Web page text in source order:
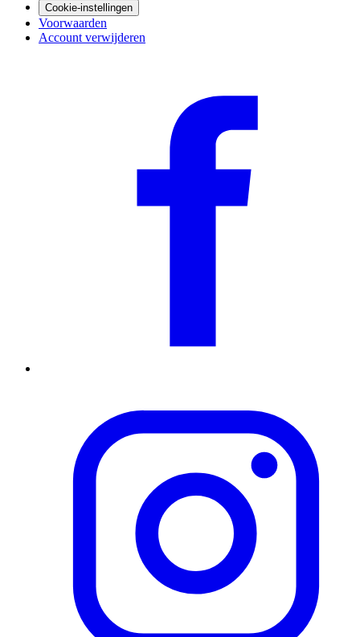
Cookie-instellingen
Voorwaarden
Account verwijderen